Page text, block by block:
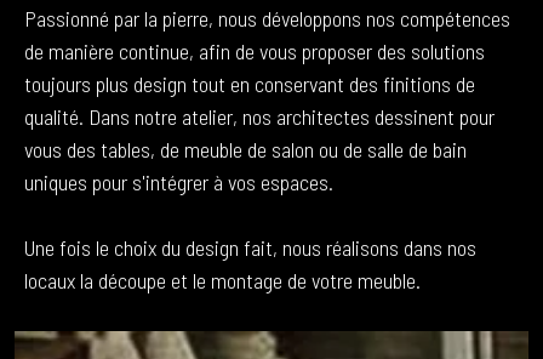
Passionné par la pierre, nous développons nos compétences
de manière continue, afin de vous proposer des solutions
toujours plus design tout en conservant des finitions de
qualité. Dans notre atelier, nos architectes dessinent pour
vous des tables, de meuble de salon ou de salle de bain
uniques pour s'intégrer à vos espaces.
Une fois le choix du design fait, nous réalisons dans nos
locaux la découpe et le montage de votre meuble.